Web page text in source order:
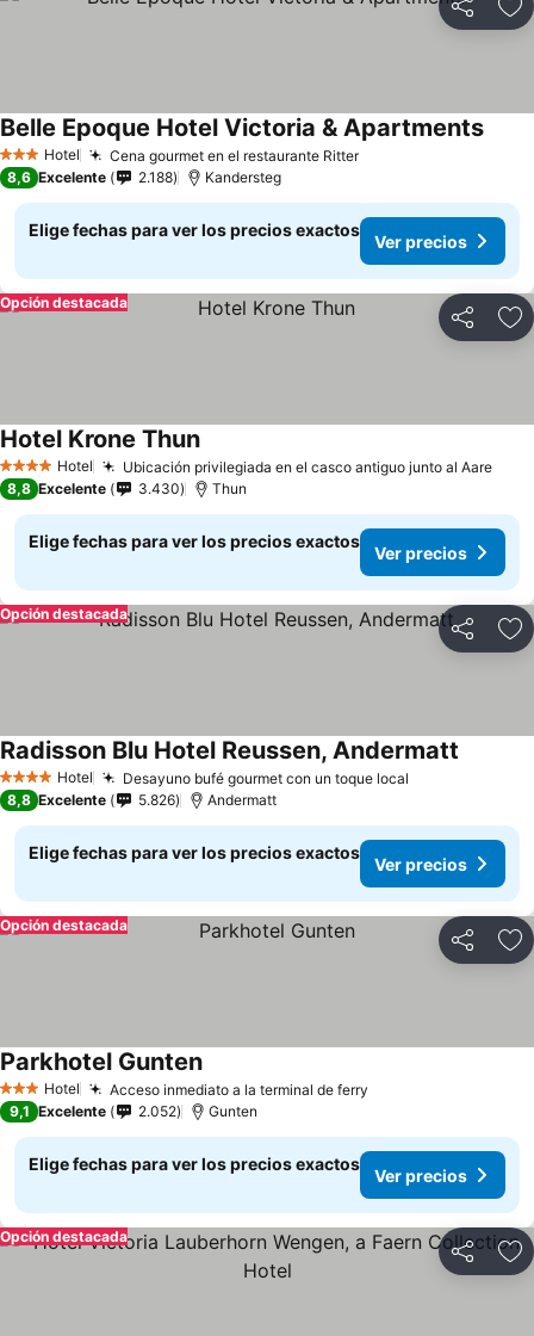
Compartir
3 Estrellas
Hotel Cena gourmet en el restaurante RitterVer precios
Belle Epoque Hotel Victoria & ApartmentsVer
8,6 Excelente 2.188 Kandersteg
Elige fechas para ver los precios exactos
Ver precios
Compartir
Opción destacada
4 EstrellasHotel Ubicación privilegiada en el casco antiguo junto al AareVer
Hotel Krone ThunVer precios
8,8 Excelente 3.430 Thun
Elige fechas para ver los precios exactos
Ver precios
Compartir
Opción destacada
4 EstrellasHotel Desayuno bufé gourmet con un toque local
Radisson Blu Hotel Reussen, Andermatt
8,8 Excelente 5.826 Andermatt
Elige fechas para ver los precios exactos
Ver precios
Compartir
Opción destacada
3 Estrellas
Hotel Acceso inmediato a la terminal de ferry
Parkhotel GuntenVer precios
9,1 Excelente 2.052 Gunten
Elige fechas para ver los precios exactos
Ver precios
Compartir
Opción destacada